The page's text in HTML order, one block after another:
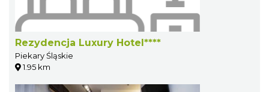
Rezydencja Luxury Hotel****
Piekary Śląskie
1.95 km